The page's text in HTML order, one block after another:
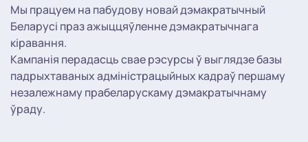
Мы працуем на пабудову новай дэмакратычный
Беларусі праз ажыццяўленне дэмакратычнага
кіравання.
Кампанія перадасць свае рэсурсы ў выглядзе базы
падрыхтаваных адміністрацыйных кадраў першаму
незалежнаму прабеларускаму дэмакратычнаму
ўраду.